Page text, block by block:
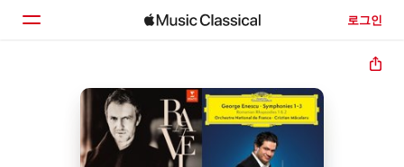
로그인
둘러보기